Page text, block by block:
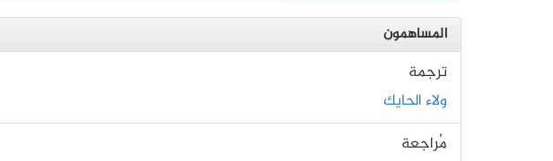
المساهمون
ترجمة
ولاء الحايك
مُراجعة